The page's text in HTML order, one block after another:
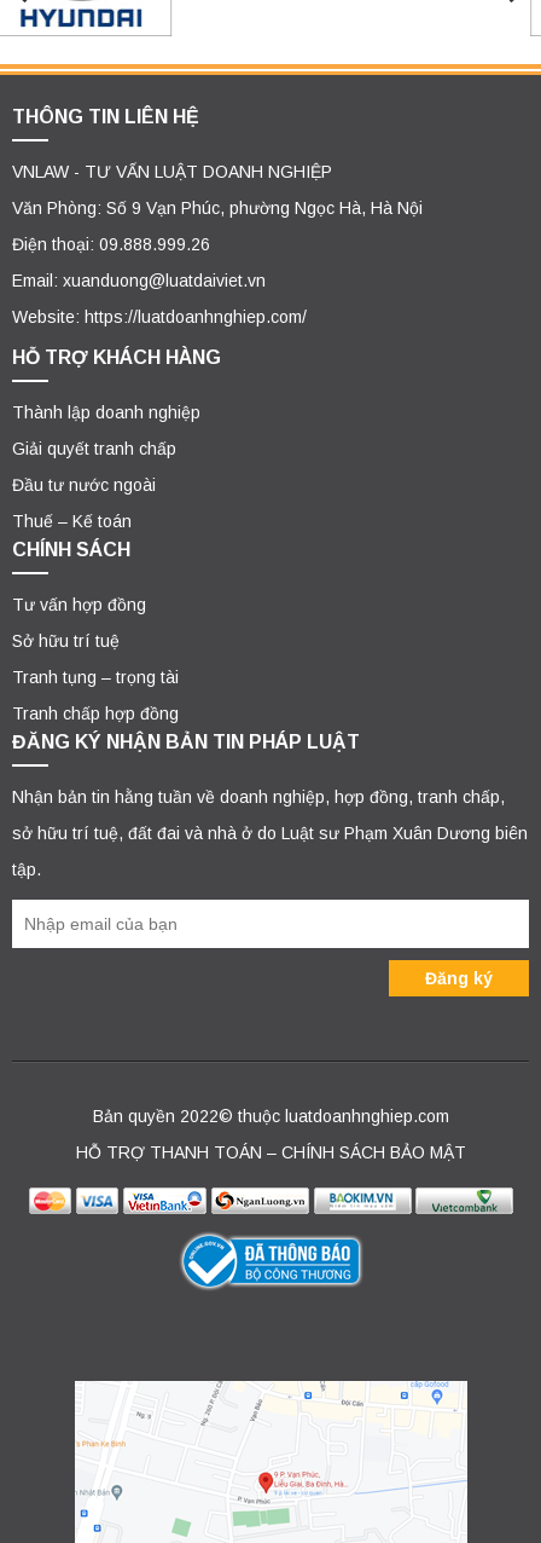
THÔNG TIN LIÊN HỆ
VNLAW - TƯ VẤN LUẬT DOANH NGHIỆP
Văn Phòng: Số 9 Vạn Phúc, phường Ngọc Hà, Hà Nội
Điện thoại: 09.888.999.26
Email: xuanduong@luatdaiviet.vn
Website: https://luatdoanhnghiep.com/
HỖ TRỢ KHÁCH HÀNG
Thành lập doanh nghiệp
Giải quyết tranh chấp
Đầu tư nước ngoài
Thuế – Kế toán
CHÍNH SÁCH
Tư vấn hợp đồng
Sở hữu trí tuệ
Tranh tụng – trọng tài
Tranh chấp hợp đồng
ĐĂNG KÝ NHẬN BẢN TIN PHÁP LUẬT
Nhận bản tin hằng tuần về doanh nghiệp, hợp đồng, tranh chấp,
sở hữu trí tuệ, đất đai và nhà ở do Luật sư Phạm Xuân Dương biên
tập.
Bản quyền 2022© thuộc luatdoanhnghiep.com
HỖ TRỢ THANH TOÁN – CHÍNH SÁCH BẢO MẬT